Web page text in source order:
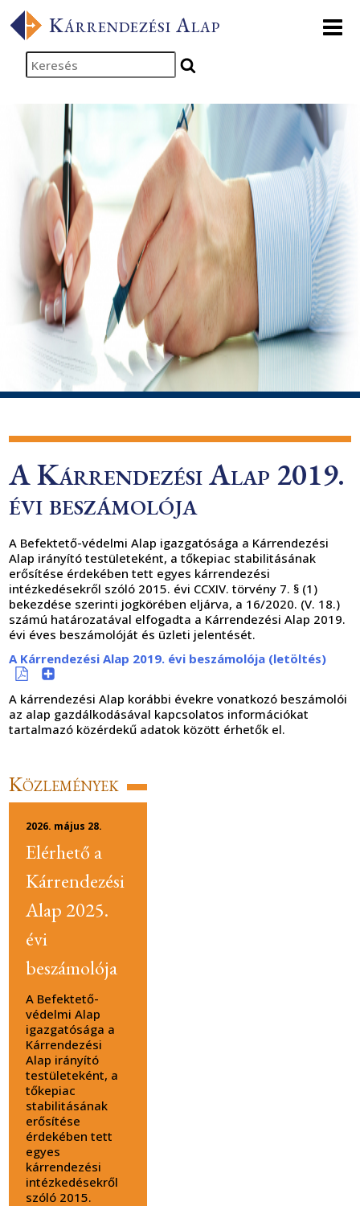
tartalomhoz
Kezdőlapra
ugrás
Kárrendezési Alap
Keresés
A Kárrendezési Alap 2019.
évi beszámolója
A Befektető-védelmi Alap igazgatósága a Kárrendezési
Alap irányító testületeként, a tőkepiac stabilitásának
erősítése érdekében tett egyes kárrendezési
intézkedésekről szóló 2015. évi CCXIV. törvény 7. § (1)
bekezdése szerinti jogkörében eljárva, a 16/2020. (V. 18.)
számú határozatával elfogadta a Kárrendezési Alap 2019.
évi éves beszámolóját és üzleti jelentését.
A Kárrendezési Alap 2019. évi beszámolója (letöltés)
A kárrendezési Alap korábbi évekre vonatkozó beszámolói
az alap gazdálkodásával kapcsolatos információkat
tartalmazó közérdekű adatok között érhetők el.
Közlemények
Elérhető a
Kárrendezési
Alap 2025.
évi
beszámolója
2026. május 28.
A Befektető-
védelmi Alap
igazgatósága a
Kárrendezési
Alap irányító
testületeként, a
tőkepiac
stabilitásának
erősítése
érdekében tett
egyes
kárrendezési
intézkedésekről
szóló 2015.